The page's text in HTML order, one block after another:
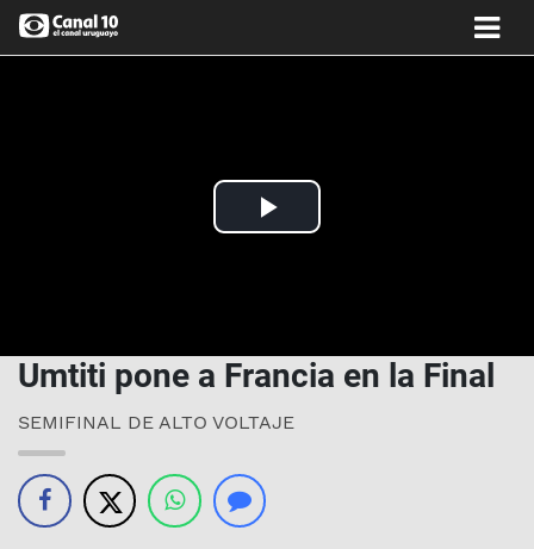
Play
Umtiti pone a Francia en la Final
SEMIFINAL DE ALTO VOLTAJE